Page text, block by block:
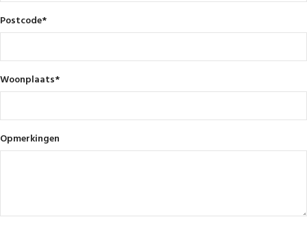
Postcode*
Woonplaats*
Opmerkingen